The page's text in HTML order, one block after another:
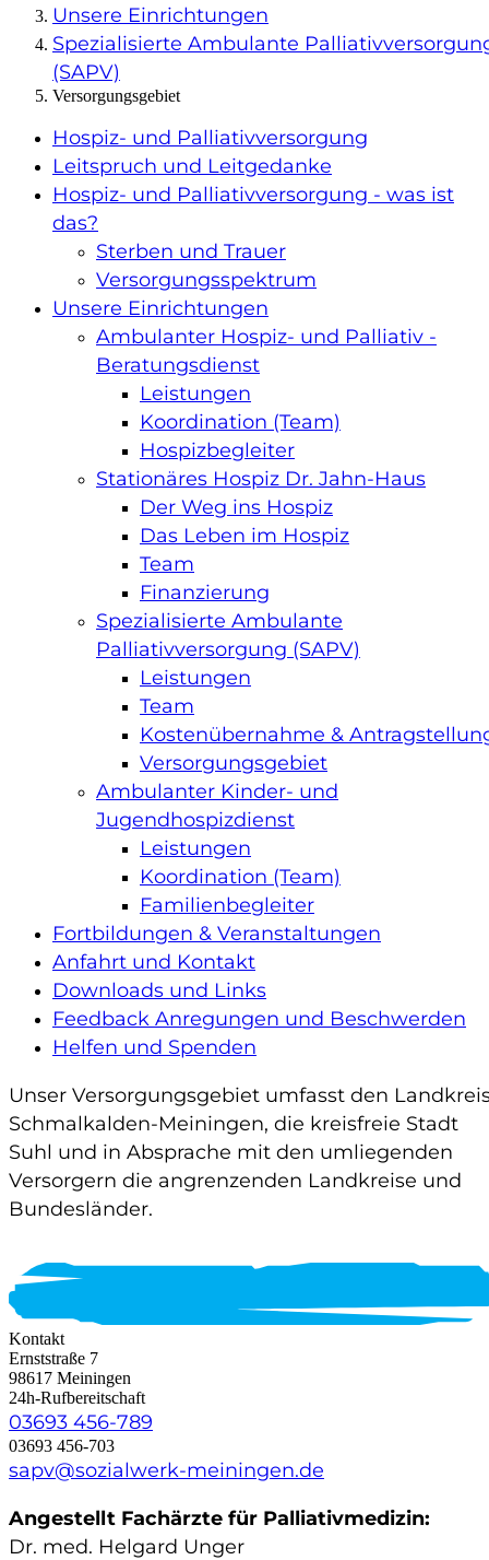
Unsere Einrichtungen
Spezialisierte Ambulante
(SAPV)
Versorgungsgebiet
Hauptnavi
Hospiz
Hospiz- und Palliativversorgung
Leitspruch und Leitgedanke
Hospiz- und Palliativversorgung - was ist
das?
Sterben und Trauer
Versorgungsspektrum
Unsere Einrichtungen
Ambulanter Hospiz- und Palliativ -
Beratungsdienst
Leistungen
Koordination (Team)
Hospizbegleiter
Stationäres Hospiz Dr. Jahn-Haus
Der Weg ins Hospiz
Das Leben im Hospiz
Team
Finanzierung
Spezialisierte Ambulante
Palliativversorgung (SAPV)
Leistungen
Team
Kostenübernahme &
Versorgungsgebiet
Ambulanter Kinder- und
Jugendhospizdienst
Leistungen
Koordination (Team)
Familienbegleiter
Fortbildungen & Veranstaltungen
Anfahrt und Kontakt
Downloads und Links
Feedback Anregungen und Beschwerden
Helfen und Spenden
Unser Versorgungsgebiet umfasst den
Schmalkalden-Meiningen, die kreisfreie Stadt
Suhl und in Absprache mit den umliegenden
Versorgern die angrenzenden Landkreise und
Bundesländer.
Kontakt
Ernststraße 7
98617 Meiningen
24h-Rufbereitschaft
03693 456-789
03693 456-703
sapv@sozialwerk-meiningen.de
Angestellt Fachärzte für Palliativmedizin:
Dr. med. Helgard Unger